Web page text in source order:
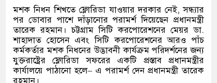
মশক নিধন শিখতে ফ্লোরিডা যাওয়ার দরকার নেই,সন্ধ্যার
পর ডোবার পাশে দাঁড়ানোর পরামর্শ দিয়েছেন প্রধানমন্ত্রী
তারেক রহমান। চট্টগ্রাম সিটি করপোরেশনের মেয়র ডা.
শাহাদাত হোসেন এবং সিটি করপোরেশনের আরও পাঁচ
কর্মকর্তার মশক নিধনের উদ্ভাবনী কার্যক্রম পরিদর্শনের জন্য
যুক্তরাষ্ট্রের ফ্লোরিডা সফরের একটি প্রস্তাব প্রধানমন্ত্রীর
কার্যালয়ে পাঠানো হলে–এ পরামর্শ দেন প্রধানমন্ত্রী তারেক
রহমান।